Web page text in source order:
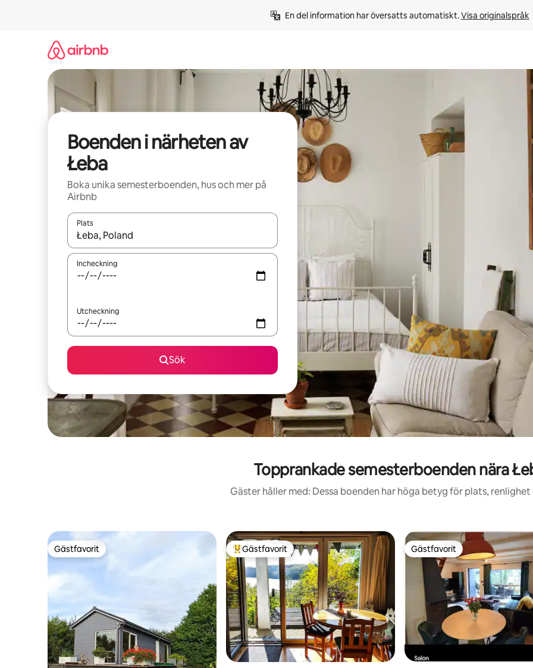
En del information har översatts automatiskt. Visa originalspråk
Boenden i närheten av
Łeba
Boka unika semesterboenden, hus och mer på
Airbnb
Plats
När resultaten är tillgängliga kan du navigera med upp- och nedåtpilarna eller utforska genom att trycka eller svepa.
Incheckning
Utcheckning
Sök
Topprankade semesterboenden nära
Gäster håller med: Dessa boenden har höga betyg för plats, renlighet
Gästfavorit
Gästfavorit Populär gästfavorit
Gästfavorit Gästfavorit
Gästfavorit